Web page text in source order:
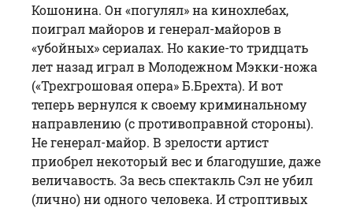
Кошонина. Он «погулял» на кинохлебах,
поиграл майоров и генерал-майоров в
«убойных» сериалах. Но какие-то тридцать
лет назад играл в Молодежном Мэкки-ножа
(«Трехгрошовая опера» Б.Брехта). И вот
теперь вернулся к своему криминальному
направлению (с противоправной стороны).
Не генерал-майор. В зрелости артист
приобрел некоторый вес и благодушие, даже
величавость. За весь спектакль Сэл не убил
(лично) ни одного человека. И строптивых